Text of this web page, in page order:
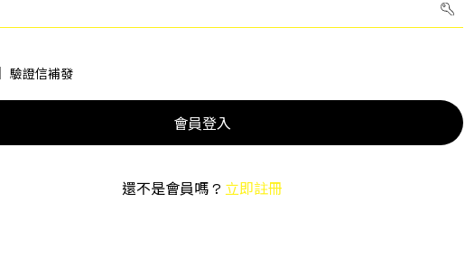
驗證信補發
會員登入
還不是會員嗎 ? 立即註冊